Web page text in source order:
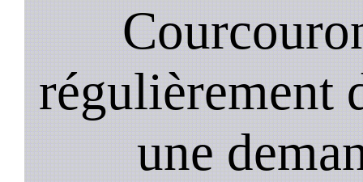
régulièrement
une